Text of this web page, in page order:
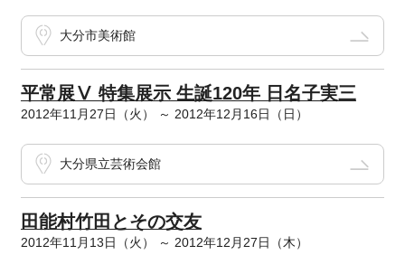
大分市美術館
平常展Ⅴ 特集展示 生誕120年 日名子実三
2012年11月27日（火） ～ 2012年12月16日（日）
大分県立芸術会館
田能村竹田とその交友
2012年11月13日（火） ～ 2012年12月27日（木）